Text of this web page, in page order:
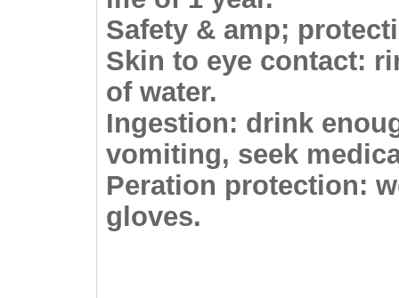
Safety & amp;
Skin to eye contact:
of water.
Ingestion: drink
vomiting, seek
Peration protection:
gloves.